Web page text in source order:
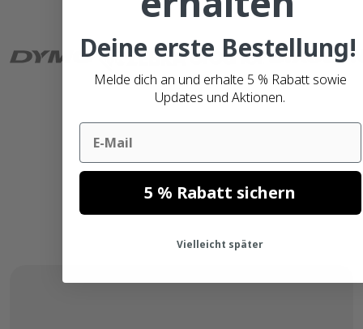
Deine erste Bestellung!
Melde dich an und erhalte 5 % Rabatt sowie
Updates und Aktionen.
Email
5 % Rabatt sichern
Vielleicht später